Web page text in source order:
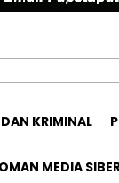
KRIMINAL
MEDIA